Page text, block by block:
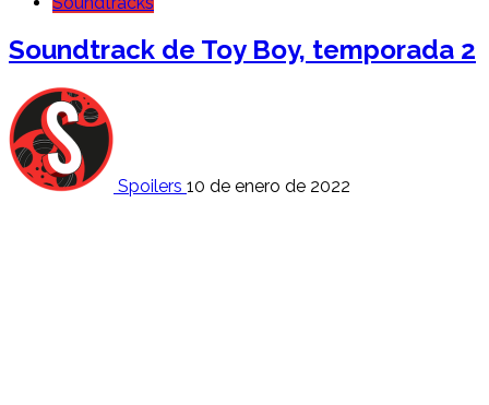
Soundtrack de Toy Boy, temporada 2
Spoilers 10 de enero de 2022